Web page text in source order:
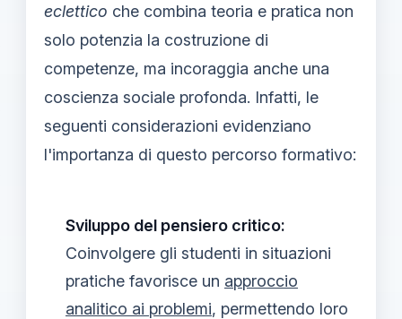
eclettico che combina teoria e pratica non
solo potenzia la costruzione di
competenze, ma incoraggia anche una
coscienza sociale profonda. Infatti, le
seguenti considerazioni evidenziano
l'importanza di questo percorso formativo:
Sviluppo del pensiero critico:
Coinvolgere gli studenti in situazioni
pratiche favorisce un approccio
analitico ai problemi, permettendo loro